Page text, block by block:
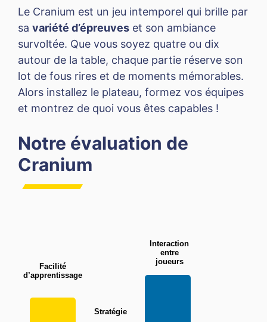
Le Cranium est un jeu intemporel qui brille par
sa variété d’épreuves et son ambiance
survoltée. Que vous soyez quatre ou dix
autour de la table, chaque partie réserve son
lot de fous rires et de moments mémorables.
Alors installez le plateau, formez vos équipes
et montrez de quoi vous êtes capables !
Notre évaluation de
Cranium
Facilité
d’apprentissage
Stratégie
Interaction
entre
joueurs